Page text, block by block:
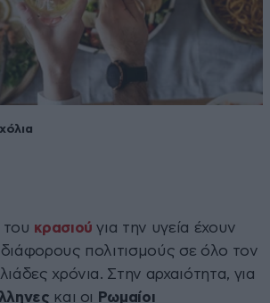
του κρασιούγια την υγεία έχουν
πολιτισμούς σε όλο τον
χρόνια. Στην αρχαιότητα, για
και οι Ρωμαίοι